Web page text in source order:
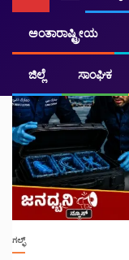
ಅಂತಾರಾಷ್ಟ್ರೀಯ
ಜಿಲ್ಲೆ ಸಾಂಘಿಕ
ಗಲ್ಫ್